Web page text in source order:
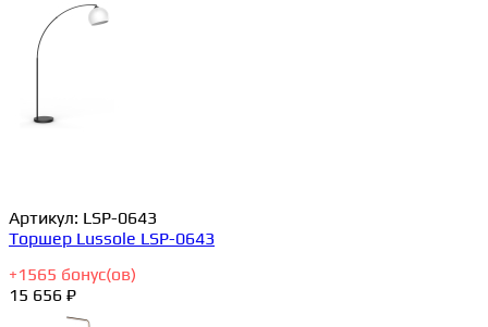
Артикул: LSP-0643
Торшер Lussole LSP-0643
+1565 бонус(ов)
15 656 ₽